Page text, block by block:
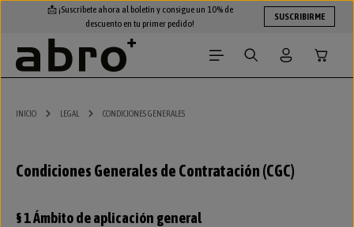
Saltar al contenido principal
📩 ¡Suscríbete ahora al boletín y consigue un 10% de
descuento en tu primer pedido!
SUSCRIBIRME
INICIO LEGAL CONDICIONES GENERALES
Condiciones Generales de Contratación (CGC)
§ 1 Ámbito de aplicación general